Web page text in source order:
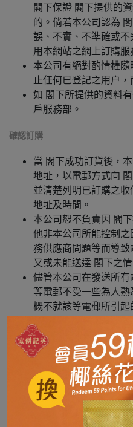
閣下保證 閣下提供的
的。倘若本公司認為
誤、不實、不準確或
用本網站之網上訂購服
本公司有絕對酌情權
止任何已登記之用户
如 閣下所提供的資料
戶服務部。
確認訂購
當 閣下成功訂貨後，
地址，以電郵方式向
並清楚列明已訂購之
地址及時間。
本公司恕不負責因 閣
他非本公司所能控制
務供應商問題等而導
又或未能送達 閣下之情
儘管本公司在發送所
等電郵不受一些為人
概不就該等電郵所引起
退款及訂單取消政策
根據澳門特別行政區
護法》第五十七條自
一、對於本章所規定的
由解除合同的權利，無